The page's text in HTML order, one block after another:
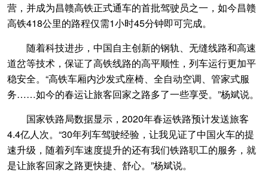
营，并成为昌赣高铁正式通车的首批驾驶员之一，如今昌赣
高铁418公里的路程仅需1小时45分钟即可完成。
随着科技进步，中国自主创新的钢轨、无缝线路和高速
道岔等技术，保证了高铁线路的高平顺性，列车运行更加平
稳安全。“高铁车厢内沙发式座椅、全自动空调、管家式服
务……如今的春运让旅客回家之路多了一些享受。”杨斌说。
国家铁路局数据显示，2020年春运铁路预计发送旅客
4.4亿人次。“30年列车驾驶经验，让我见证了中国火车的提
速升级，随着列车速度提升的还有我们铁路职工的服务，就
是让旅客回家之路更快捷、舒心。”杨斌说。